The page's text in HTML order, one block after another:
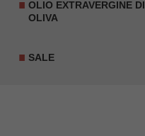
OLIO EXTRAVERGINE DI
OLIVA
SALE